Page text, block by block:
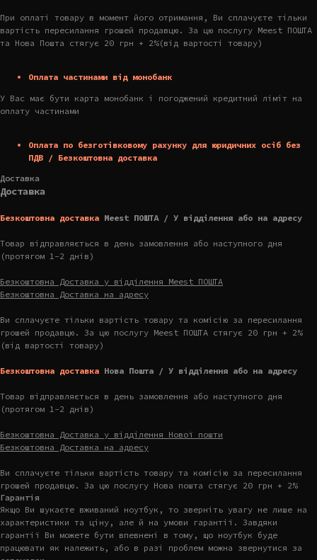
При оплаті товару в момент його отримання, Ви сплачуєте тільки
вартість пересилання грошей продавцю. За цю послугу Meest ПОШТА
та Нова Пошта стягує 20 грн + 2%(від вартості товару)
Оплата частинами від монобанк
У Вас має бути карта монобанк і погоджений кредитний ліміт на
оплату частинами
Оплата по безготівковому рахунку для юридичних осіб без
ПДВ / Безкоштовна доставка
Доставка
Доставка
Безкоштовна доставка Meest ПОШТА / У відділення або на адресу
Товар відправляється в день замовлення або наступного дня
(протягом 1-2 днів)
Безкоштовна Доставка у відділення Meest ПОШТА
Безкоштовна Доставка на адресу
Ви сплачуєте тільки вартість товару та комісію за пересилання
грошей продавцю. За цю послугу Meest ПОШТА стягує 20 грн + 2%
(від вартості товару)
Безкоштовна доставка Нова Пошта / У відділення або на адресу
Товар відправляється в день замовлення або наступного дня
(протягом 1-2 днів)
Безкоштовна Доставка у відділення Нової пошти
Безкоштовна Доставка на адресу
Ви сплачуєте тільки вартість товару та комісію за пересилання
грошей продавцю. За цю послугу Нова пошта стягує 20 грн + 2%
Гарантія
Якщо Ви шукаєте вживаний ноутбук, то зверніть увагу не лише на
характеристики та ціну, але й на умови гарантії. Завдяки
гарантії Ви можете бути впевнені в тому, що ноутбук буде
працювати як належить, або в разі проблем можна звернутися за